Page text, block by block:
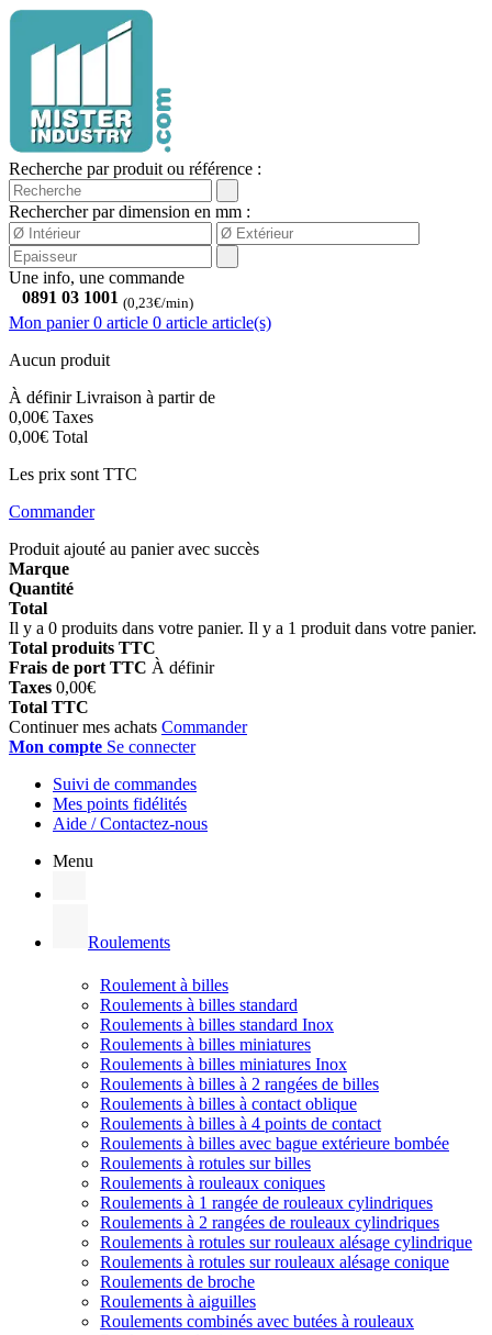
Recherche par produit ou référence :
Rechercher par dimension en mm :
Une info, une commande
0891 03 1001 (0,23€/min)
Mon panier 0 article 0 article article(s)
Aucun produit
À définirLivraison à partir de
0,00€ Taxes
0,00€ Total
Les prix sont TTC
Commander
Produit ajouté au panier avec succès
Marque
Quantité
Total
Il y a 0 produits dans votre panier. Il y a 1 produit dans votre panier.
Total produits TTC
Frais de port TTC À définir
Taxes 0,00€
Total TTC
Continuer mes achats Commander
Mon compte Se connecter
Suivi de commandes
Mes points fidélités
Aide / Contactez-nous
Menu
Roulements
Roulement à billes
Roulements à billes standard
Roulements à billes standard Inox
Roulements à billes miniatures
Roulements à billes miniatures Inox
Roulements à billes à 2 rangées de billes
Roulements à billes à contact oblique
Roulements à billes à 4 points de contact
Roulements à billes avec bague extérieure bombée
Roulements à rotules sur billes
Roulements à rouleaux coniques
Roulements à 1 rangée de rouleaux cylindriques
Roulements à 2 rangées de rouleaux cylindriques
Roulements à rotules sur rouleaux alésage cylindrique
Roulements à rotules sur rouleaux alésage conique
Roulements de broche
Roulements à aiguilles
Roulements combinés avec butées à rouleaux